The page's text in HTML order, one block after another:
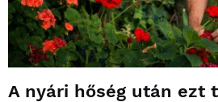
A nyári hőség után ezt